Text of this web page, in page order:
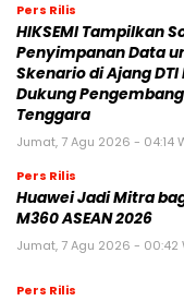
Pers Rilis
HIKSEMI Tampilkan
Penyimpanan Data
Skenario di Ajang
Dukung
Tenggara
Jumat, 7 Agu 2026 - 04:14
Pers Rilis
Huawei Jadi Mitra
M360 ASEAN 2026
Jumat, 7 Agu 2026 - 00:42
Pers Rilis